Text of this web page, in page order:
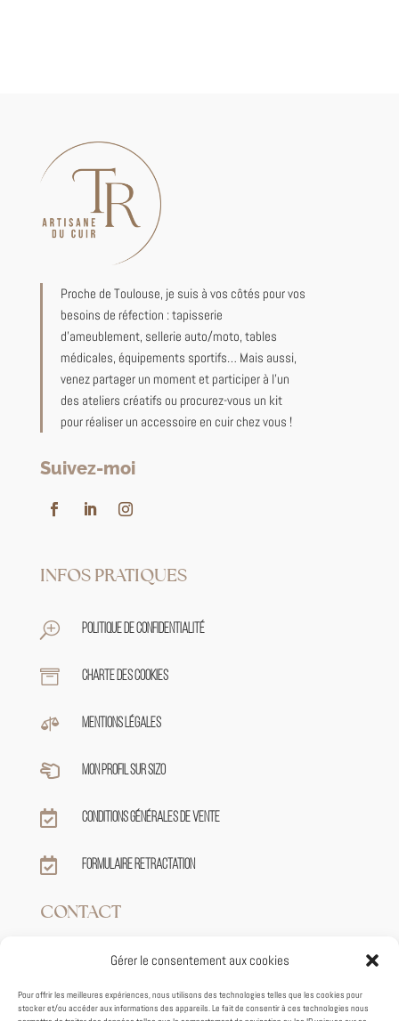
Gérer le consentement aux cookies
Pour offrir les meilleures expériences, nous utilisons des technologies telles que les cookies pour
stocker et/ou accéder aux informations des appareils. Le fait de consentir à ces technologies nous
Proche de Toulouse, je suis à vos côtés pour vos
besoins de réfection : tapisserie
d’ameublement, sellerie auto/moto, tables
médicales, équipements sportifs… Mais aussi,
venez partager un moment et participer à l’un
des ateliers créatifs ou procurez-vous un kit
pour réaliser un accessoire en cuir chez vous !
Suivez-moi
INFOS PRATIQUES
T Politique de confidentialité
 Charte des cookies
 Mentions légales
 Mon profil sur sizo
 Conditions générales de vente
 Formulaire retractation
CONTACT
+33 7 82 62 39 59
 contact@tiphaineroux.fr